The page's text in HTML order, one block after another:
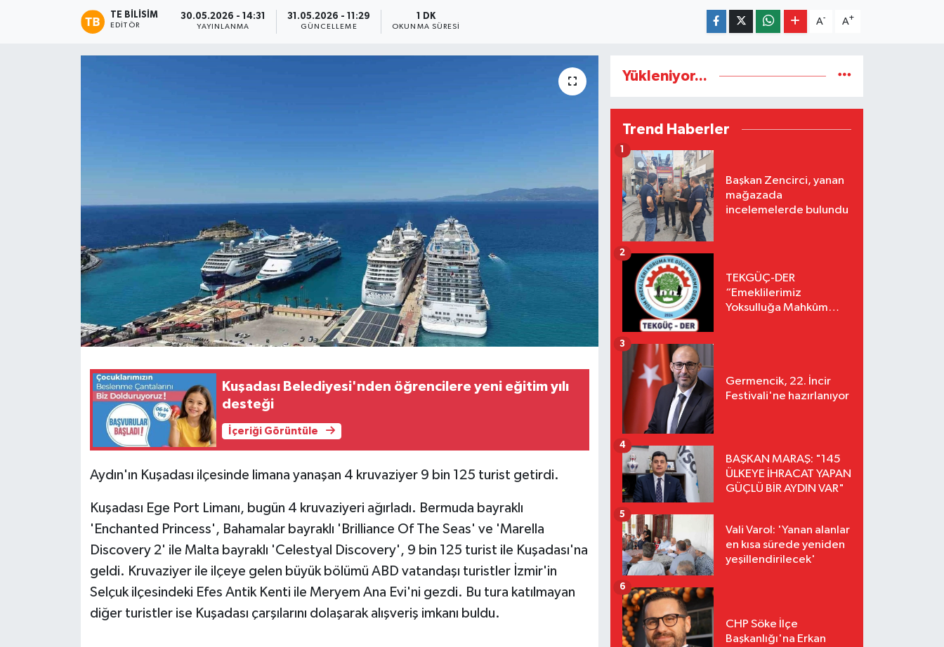
TE BILISIM
EDITÖR
30.05.2026 - 14:31
YAYINLANMA
31.05.2026 - 11:29
GÜNCELLEME
1 DK
OKUNMA SÜRESI
A- A+
Kuşadası Belediyesi'nden öğrencilere yeni eğitim yılı
desteği
İçeriği Görüntüle
Aydın'ın Kuşadası ilçesinde limana yanaşan 4 kruvaziyer 9 bin 125 turist getirdi.
Kuşadası Ege Port Limanı, bugün 4 kruvaziyeri ağırladı. Bermuda bayraklı
'Enchanted Princess', Bahamalar bayraklı 'Brilliance Of The Seas' ve 'Marella
Discovery 2' ile Malta bayraklı 'Celestyal Discovery', 9 bin 125 turist ile Kuşadası'na
geldi. Kruvaziyer ile ilçeye gelen büyük bölümü ABD vatandaşı turistler İzmir'in
Selçuk ilçesindeki Efes Antik Kenti ile Meryem Ana Evi'ni gezdi. Bu tura katılmayan
diğer turistler ise Kuşadası çarşılarını dolaşarak alışveriş imkanı buldu.
Yükleniyor...
Trend Haberler
Başkan Zencirci, yanan
mağazada
incelemelerde bulundu
1
TEKGÜÇ-DER
“Emeklilerimiz
Yoksulluğa Mahkûm
2
Germencik, 22. İncir
Festivali'ne hazırlanıyor
3
BAŞKAN MARAŞ: "145
ÜLKEYE İHRACAT YAPAN
GÜÇLÜ BİR AYDIN VAR"
4
Vali Varol: 'Yanan alanlar
en kısa sürede yeniden
yeşillendirilecek'
5
CHP Söke İlçe
Başkanlığı'na Erkan
6